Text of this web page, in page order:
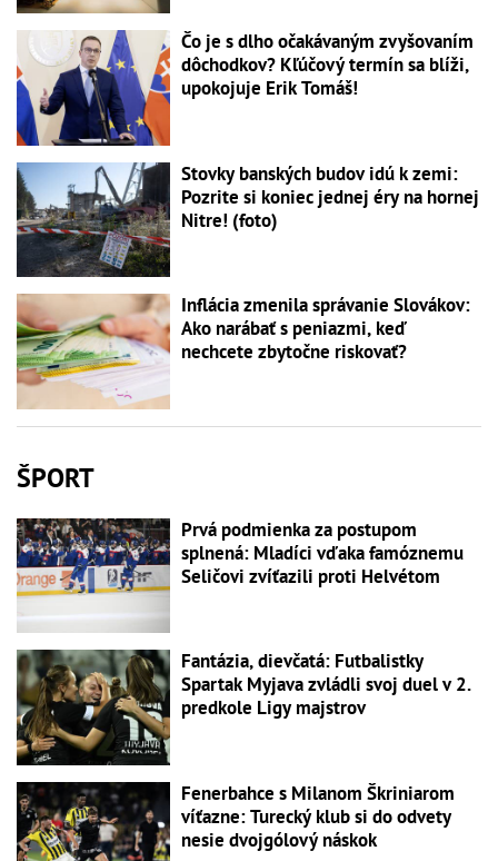
Čo je s dlho očakávaným zvyšovaním
dôchodkov? Kľúčový termín sa blíži,
upokojuje Erik Tomáš!
Stovky banských budov idú k zemi:
Pozrite si koniec jednej éry na hornej
Nitre! (foto)
Inflácia zmenila správanie Slovákov:
Ako narábať s peniazmi, keď
nechcete zbytočne riskovať?
ŠPORT
Prvá podmienka za postupom
splnená: Mladíci vďaka famóznemu
Seličovi zvíťazili proti Helvétom
Fantázia, dievčatá: Futbalistky
Spartak Myjava zvládli svoj duel v 2.
predkole Ligy majstrov
Fenerbahce s Milanom Škriniarom
víťazne: Turecký klub si do odvety
nesie dvojgólový náskok